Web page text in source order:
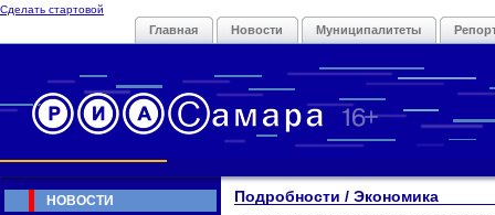
Сделать стартовой
Главная Новости Муниципалитеты
Подробности / Экономика
НОВОСТИ